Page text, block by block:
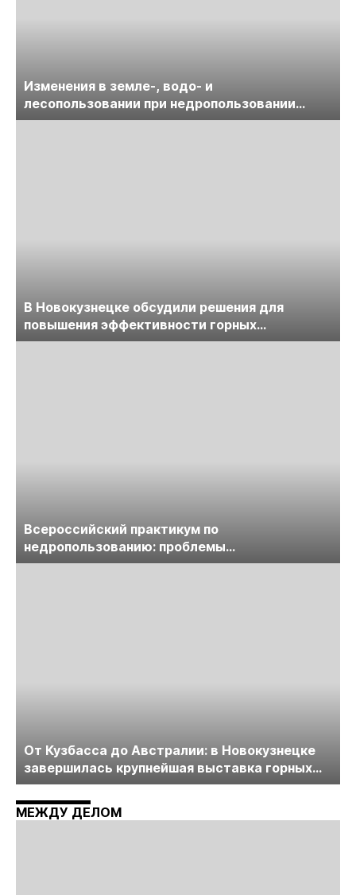
Изменения в земле-, водо- и
лесопользовании при недропользовании
обсудят на семинаре «ПравоТЭК»
В Новокузнецке обсудили решения для
повышения эффективности горных
предприятий
Всероссийский практикум по
недропользованию: проблемы
лицензирования, цифровизации, экспертизы
От Кузбасса до Австралии: в Новокузнецке
завершилась крупнейшая выставка горных
технологий «Недра России. Уголь России и
Майнинг»
МЕЖДУ ДЕЛОМ